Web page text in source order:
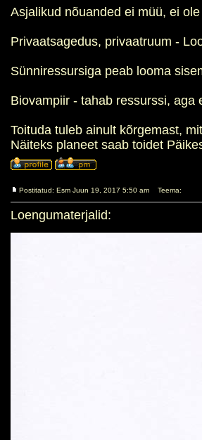
Asjalikud nõuanded ei müü, ei
Privaatsagedus, privaatruum -
Sünniressursiga peab looma
Biovampiir - tahab ressurssi, aga
Toituda tuleb ainult kõrgemast,
Näiteks planeet saab toidet
Postitatud: Esm Juun 19, 2017 5:50 am Teema:
Loengumaterjalid: